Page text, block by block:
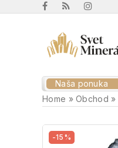
Naša ponuka
Home »Obchod »
-15%